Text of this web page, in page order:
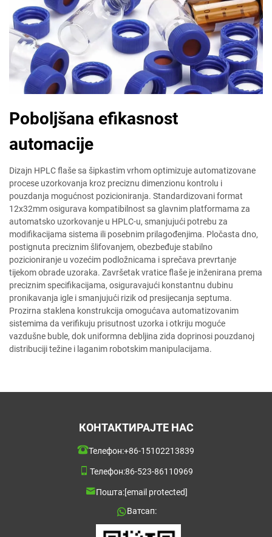
Poboljšana efikasnost
automacije
Dizajn HPLC flaše sa šipkastim vrhom optimizuje automatizovane
procese uzorkovanja kroz preciznu dimenzionu kontrolu i
pouzdanja mogućnost pozicioniranja. Standardizovani format
12x32mm osigurava kompatibilnost sa glavnim platformama za
automatsko uzorkovanje u HPLC-u, smanjujući potrebu za
modifikacijama sistema ili posebnim prilagođenjima. Pločasta dno,
postignuta preciznim šlifovanjem, obezbeđuje stabilno
pozicioniranje u vozećim podložnicama i sprečava prevrtanje
tijekom obrade uzoraka. Završetak vratice flaše je inženirana prema
preciznim specifikacijama, osiguravajući konstantnu dubinu
pronikavanja igle i smanjujući rizik od presijecanja septuma.
Prozirna staklena konstrukcija omogućava automatizovanim
sistemima da verifikuju prisutnost uzorka i otkriju moguće
vazdušne buble, dok uniformna debljina zida doprinosi pouzdanoj
distribuciji težine i laganim robotskim manipulacijama.
КОНТАКТИРАЈТЕ НАС
Телефон:+86-15102213839
Телефон:86-523-86110969
Пошта:[email protected]
Ватсап: